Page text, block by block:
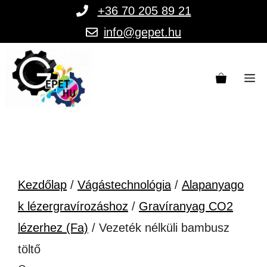
tartalomba
+36 70 205 89 21
info@gepet.hu
Kezdőlap / Vágástechnológia / Alapanyago
k lézergravírozáshoz / Gravíranyag CO2
lézerhez (Fa) / Vezeték nélküli bambusz
töltő